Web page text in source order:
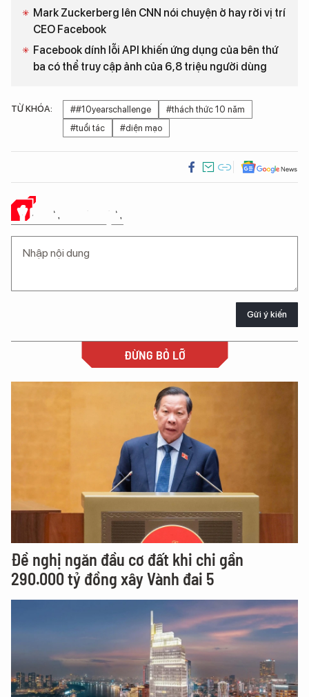
Mark Zuckerberg lên CNN nói chuyện ở hay rời vị trí
CEO Facebook
Facebook dính lỗi API khiến ứng dụng của bên thứ
ba có thể truy cập ảnh của 6,8 triệu người dùng
TỪ KHÓA: ##10yearschallenge
#thách thức 10 năm
#tuổi tác
#diện mạo
Ý KIẾN CỦA BẠN
Gửi ý kiến
ĐỪNG BỎ LỠ
Đề nghị ngăn đầu cơ đất khi chi gần
290.000 tỷ đồng xây Vành đai 5